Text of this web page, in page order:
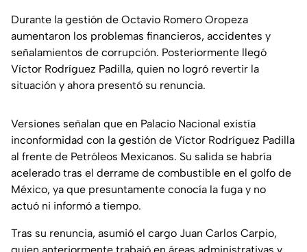
Durante la gestión de Octavio Romero Oropeza
aumentaron los problemas financieros, accidentes y
señalamientos de corrupción. Posteriormente llegó
Víctor Rodríguez Padilla, quien no logró revertir la
situación y ahora presentó su renuncia.
Versiones señalan que en Palacio Nacional existía
inconformidad con la gestión de Víctor Rodríguez Padilla
al frente de Petróleos Mexicanos. Su salida se habría
acelerado tras el derrame de combustible en el golfo de
México, ya que presuntamente conocía la fuga y no
actuó ni informó a tiempo.
Tras su renuncia, asumió el cargo Juan Carlos Carpio,